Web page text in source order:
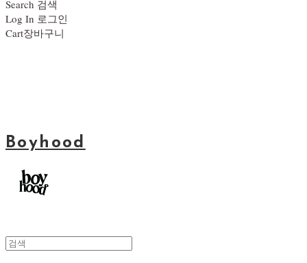
Search 검색
Log In 로그인
Cart장바구니
Boyhood